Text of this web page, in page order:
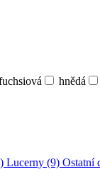
hnědá
Lucerny (9) Ostatní